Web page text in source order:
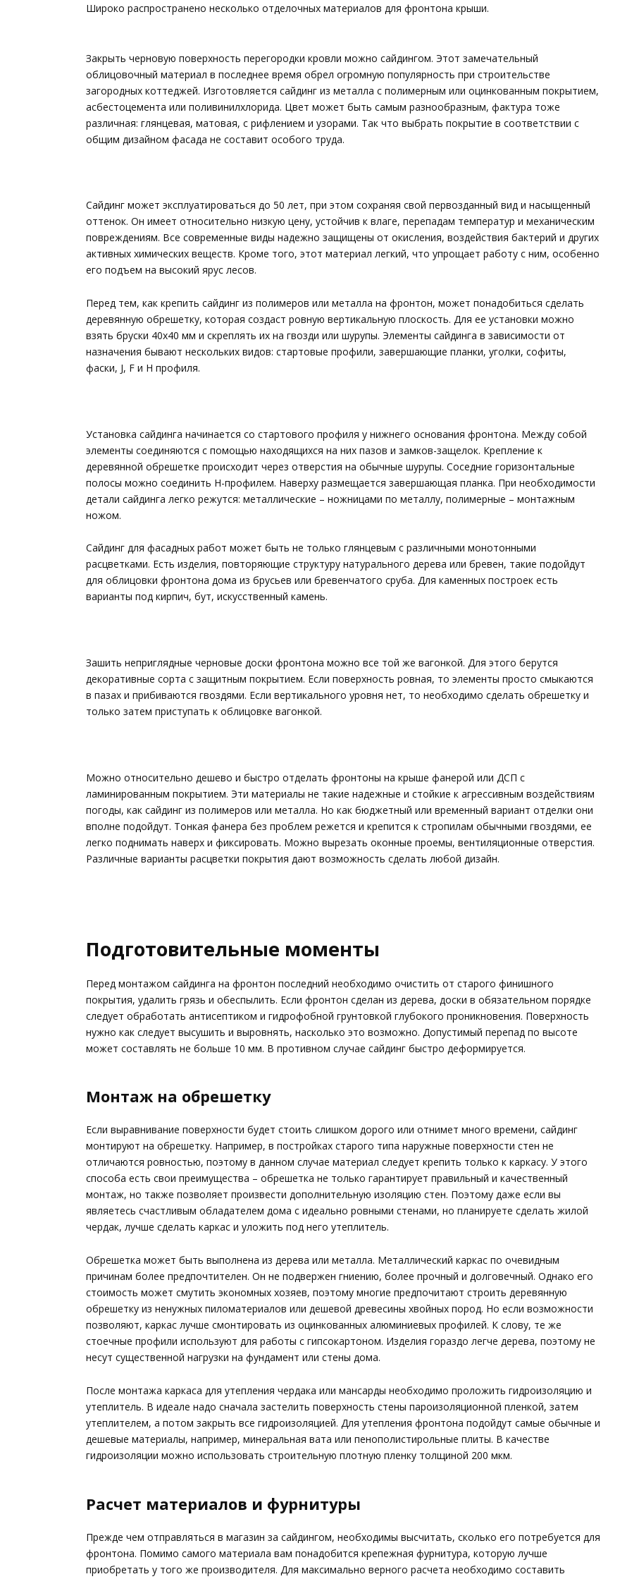
Широко распространено несколько отделочных материалов для фронтона крыши.
Закрыть черновую поверхность перегородки кровли можно сайдингом. Этот замечательный
облицовочный материал в последнее время обрел огромную популярность при строительстве
загородных коттеджей. Изготовляется сайдинг из металла с полимерным или оцинкованным покрытием,
асбестоцемента или поливинилхлорида. Цвет может быть самым разнообразным, фактура тоже
различная: глянцевая, матовая, с рифлением и узорами. Так что выбрать покрытие в соответствии с
общим дизайном фасада не составит особого труда.
Сайдинг может эксплуатироваться до 50 лет, при этом сохраняя свой первозданный вид и насыщенный
оттенок. Он имеет относительно низкую цену, устойчив к влаге, перепадам температур и механическим
повреждениям. Все современные виды надежно защищены от окисления, воздействия бактерий и других
активных химических веществ. Кроме того, этот материал легкий, что упрощает работу с ним, особенно
его подъем на высокий ярус лесов.
Перед тем, как крепить сайдинг из полимеров или металла на фронтон, может понадобиться сделать
деревянную обрешетку, которая создаст ровную вертикальную плоскость. Для ее установки можно
взять бруски 40х40 мм и скреплять их на гвозди или шурупы. Элементы сайдинга в зависимости от
назначения бывают нескольких видов: стартовые профили, завершающие планки, уголки, софиты,
фаски, J, F и H профиля.
Установка сайдинга начинается со стартового профиля у нижнего основания фронтона. Между собой
элементы соединяются с помощью находящихся на них пазов и замков-защелок. Крепление к
деревянной обрешетке происходит через отверстия на обычные шурупы. Соседние горизонтальные
полосы можно соединить Н-профилем. Наверху размещается завершающая планка. При необходимости
детали сайдинга легко режутся: металлические – ножницами по металлу, полимерные – монтажным
ножом.
Сайдинг для фасадных работ может быть не только глянцевым с различными монотонными
расцветками. Есть изделия, повторяющие структуру натурального дерева или бревен, такие подойдут
для облицовки фронтона дома из брусьев или бревенчатого сруба. Для каменных построек есть
варианты под кирпич, бут, искусственный камень.
Зашить неприглядные черновые доски фронтона можно все той же вагонкой. Для этого берутся
декоративные сорта с защитным покрытием. Если поверхность ровная, то элементы просто смыкаются
в пазах и прибиваются гвоздями. Если вертикального уровня нет, то необходимо сделать обрешетку и
только затем приступать к облицовке вагонкой.
Можно относительно дешево и быстро отделать фронтоны на крыше фанерой или ДСП с
ламинированным покрытием. Эти материалы не такие надежные и стойкие к агрессивным воздействиям
погоды, как сайдинг из полимеров или металла. Но как бюджетный или временный вариант отделки они
вполне подойдут. Тонкая фанера без проблем режется и крепится к стропилам обычными гвоздями, ее
легко поднимать наверх и фиксировать. Можно вырезать оконные проемы, вентиляционные отверстия.
Различные варианты расцветки покрытия дают возможность сделать любой дизайн.
Подготовительные моменты
Перед монтажом сайдинга на фронтон последний необходимо очистить от старого финишного
покрытия, удалить грязь и обеспылить. Если фронтон сделан из дерева, доски в обязательном порядке
следует обработать антисептиком и гидрофобной грунтовкой глубокого проникновения. Поверхность
нужно как следует высушить и выровнять, насколько это возможно. Допустимый перепад по высоте
может составлять не больше 10 мм. В противном случае сайдинг быстро деформируется.
Монтаж на обрешетку
Если выравнивание поверхности будет стоить слишком дорого или отнимет много времени, сайдинг
монтируют на обрешетку. Например, в постройках старого типа наружные поверхности стен не
отличаются ровностью, поэтому в данном случае материал следует крепить только к каркасу. У этого
способа есть свои преимущества – обрешетка не только гарантирует правильный и качественный
монтаж, но также позволяет произвести дополнительную изоляцию стен. Поэтому даже если вы
являетесь счастливым обладателем дома с идеально ровными стенами, но планируете сделать жилой
чердак, лучше сделать каркас и уложить под него утеплитель.
Обрешетка может быть выполнена из дерева или металла. Металлический каркас по очевидным
причинам более предпочтителен. Он не подвержен гниению, более прочный и долговечный. Однако его
стоимость может смутить экономных хозяев, поэтому многие предпочитают строить деревянную
обрешетку из ненужных пиломатериалов или дешевой древесины хвойных пород. Но если возможности
позволяют, каркас лучше смонтировать из оцинкованных алюминиевых профилей. К слову, те же
стоечные профили используют для работы с гипсокартоном. Изделия гораздо легче дерева, поэтому не
несут существенной нагрузки на фундамент или стены дома.
После монтажа каркаса для утепления чердака или мансарды необходимо проложить гидроизоляцию и
утеплитель. В идеале надо сначала застелить поверхность стены пароизоляционной пленкой, затем
утеплителем, а потом закрыть все гидроизоляцией. Для утепления фронтона подойдут самые обычные и
дешевые материалы, например, минеральная вата или пенополистирольные плиты. В качестве
гидроизоляции можно использовать строительную плотную пленку толщиной 200 мкм.
Расчет материалов и фурнитуры
Прежде чем отправляться в магазин за сайдингом, необходимы высчитать, сколько его потребуется для
фронтона. Помимо самого материала вам понадобится крепежная фурнитура, которую лучше
приобретать у того же производителя. Для максимально верного расчета необходимо составить